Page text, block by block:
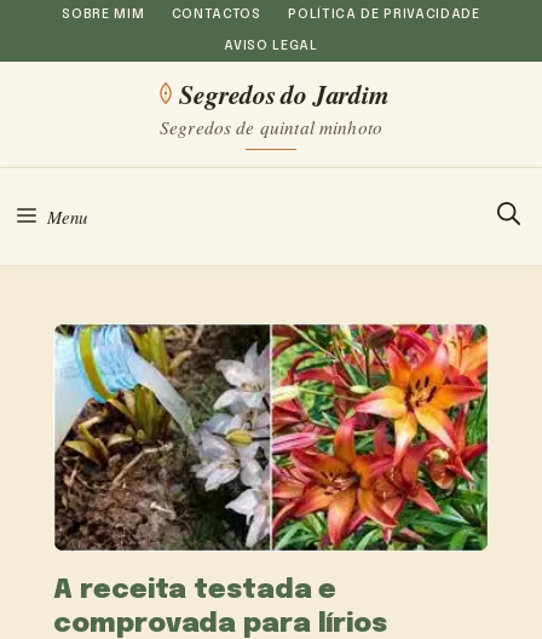
Saltar
para
SOBRE MIM CONTACTOS POLÍTICA DE PRIVACIDADE
AVISO LEGAL
Segredos do Jardim
Segredos de quintal minhoto
Menu
A receita testada e
comprovada para lírios